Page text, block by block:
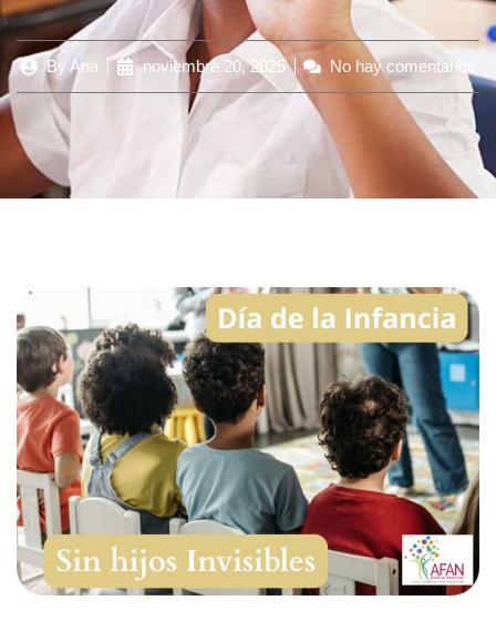
By Ana noviembre 20, 2025 No hay comentarios